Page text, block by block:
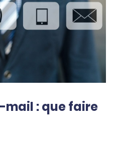
mail : que faire